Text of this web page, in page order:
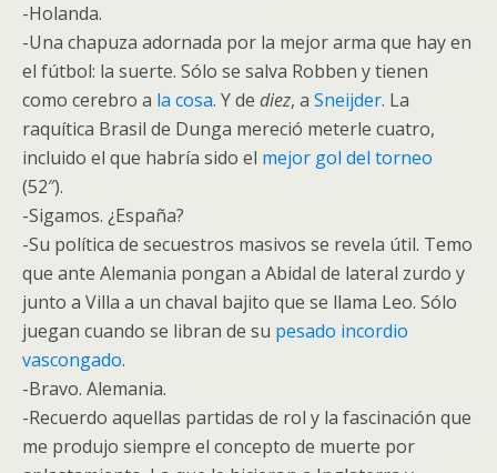
-Holanda.
-Una chapuza adornada por la mejor arma que hay en
el fútbol: la suerte. Sólo se salva Robben y tienen
como cerebro a la cosa. Y de diez, a Sneijder. La
raquítica Brasil de Dunga mereció meterle cuatro,
incluido el que habría sido el mejor gol del torneo
(52″).
-Sigamos. ¿España?
-Su política de secuestros masivos se revela útil. Temo
que ante Alemania pongan a Abidal de lateral zurdo y
junto a Villa a un chaval bajito que se llama Leo. Sólo
juegan cuando se libran de su pesado incordio
vascongado.
-Bravo. Alemania.
-Recuerdo aquellas partidas de rol y la fascinación que
me produjo siempre el concepto de muerte por